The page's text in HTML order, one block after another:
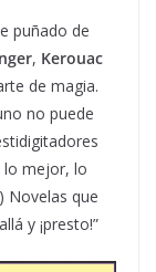
puñado de
, Kerouac
de magia.
no puede
lo mejor, lo
Novelas que
y ¡presto!”